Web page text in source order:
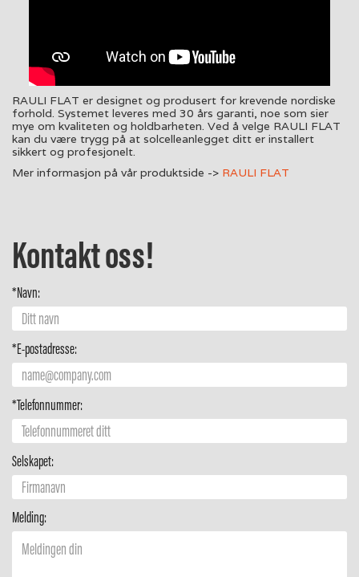
RAULI FLAT er designet og produsert for krevende nordiske
forhold. Systemet leveres med 30 års garanti, noe som sier
mye om kvaliteten og holdbarheten. Ved å velge RAULI FLAT
kan du være trygg på at solcelleanlegget ditt er installert
sikkert og profesjonelt.
Mer informasjon på vår produktside -> RAULI FLAT
Kontakt oss!
*Navn:
*E-postadresse:
*Telefonnummer:
Selskapet:
Melding: